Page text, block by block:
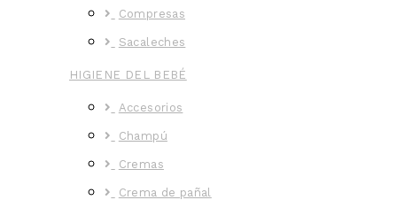
Compresas
Sacaleches
HIGIENE DEL BEBÉ
Accesorios
Champú
Cremas
Crema de pañal